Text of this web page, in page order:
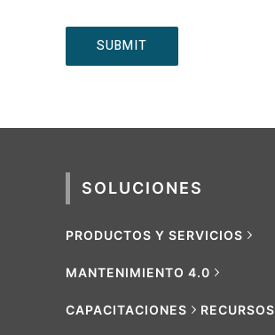
SOLUCIONES
PRODUCTOS Y SERVICIOS
MANTENIMIENTO 4.0
CAPACITACIONES RECURSOS